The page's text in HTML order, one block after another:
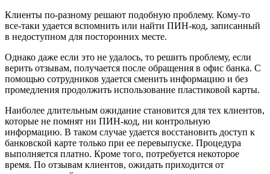
Клиенты по-разному решают подобную проблему. Кому-то
все-таки удается вспомнить или найти ПИН-код, записанный
в недоступном для посторонних месте.
Однако даже если это не удалось, то решить проблему, если
верить отзывам, получается после обращения в офис банка. С
помощью сотрудников удается сменить информацию и без
промедления продолжить использование пластиковой карты.
Наиболее длительным ожидание становится для тех клиентов,
которые не помнят ни ПИН-код, ни контрольную
информацию. В таком случае удается восстановить доступ к
банковской карте только при ее перевыпуске. Процедура
выполняется платно. Кроме того, потребуется некоторое
время. По отзывам клиентов, ожидать приходится от